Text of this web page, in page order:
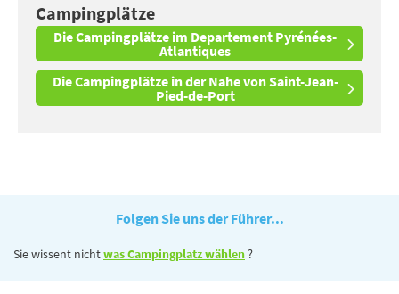
Campingplätze
Die Campingplätze im Departement Pyrénées-
Atlantiques
Die Campingplätze in der Nahe von Saint-Jean-
Pied-de-Port
Folgen Sie uns der Führer...
Sie wissent nichtwas Campingplatz wählen?